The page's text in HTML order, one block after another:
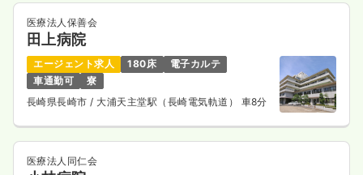
給与 時給1,200
時間 8:45～17:15
日曜休み
時給1,200円以上可
気になる 詳細を見る
医療法人保善会
田上病院
エージェント求人 180床
電子カルテ
車通勤可
寮
長崎県長崎市/ 大浦天主堂駅（長崎電気軌道） 車8分
医療法人同仁会